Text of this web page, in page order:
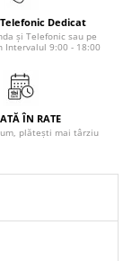
Dedicat
și Telefonic sau pe
Intervalul 9:00 - 18:00
ÎN RATE
plătești mai târziu